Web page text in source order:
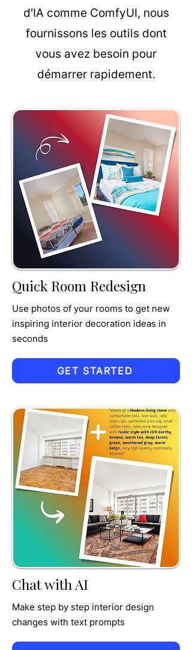
d'IA comme ComfyUI, nous
fournissons les outils dont
vous avez besoin pour
démarrer rapidement.
TRU
MPET
Quick Room Redesign
Use photos of your rooms to get new
inspiring interior decoration ideas in
seconds
GET STARTED
TRU
MPET
Chat with AI
Make step by step interior design
changes with text prompts